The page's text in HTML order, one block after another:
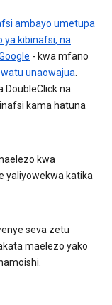
ambayo umetupa
ya kibinafsi, na
- kwa mfano
unaowajua.
DoubleClick na
kama hatuna
kwa
yaliyowekwa katika
seva zetu
maelezo yako